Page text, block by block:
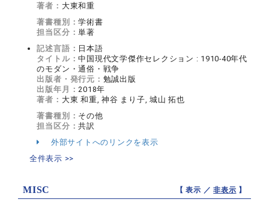
著者： 大東和重
著書種別：学術書
担当区分：単著
記述言語： 日本語
タイトル：中国現代文学傑作セレクション : 1910-40年代
のモダン・通俗・戦争
出版者・発行元： 勉誠出版
出版年月：2018年
著者： 大東 和重, 神谷 まり子, 城山 拓也
著書種別： その他
担当区分：共訳
外部サイトへのリンクを表示
全件表示 >>
MISC 【 表示 ／非表示 】